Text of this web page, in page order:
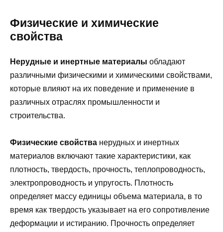
Физические и химические
свойства
Нерудные и инертные материалы обладают
различными физическими и химическими свойствами,
которые влияют на их поведение и применение в
различных отраслях промышленности и
строительства.
Физические свойства нерудных и инертных
материалов включают такие характеристики, как
плотность, твердость, прочность, теплопроводность,
электропроводность и упругость. Плотность
определяет массу единицы объема материала, в то
время как твердость указывает на его сопротивление
деформации и истиранию. Прочность определяет